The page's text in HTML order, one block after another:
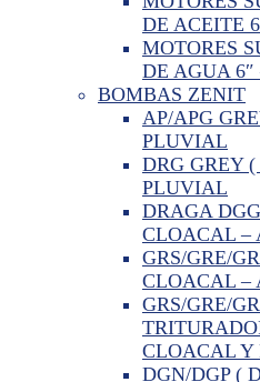
DE ACEITE
MOTORES
DE AGUA 6″
BOMBAS ZENIT
AP/APG
PLUVIAL
DRG GREY
PLUVIAL
DRAGA
CLOACAL –
GRS/GRE/
CLOACAL –
GRS/GRE/
CLOACAL
DGN/DGP (